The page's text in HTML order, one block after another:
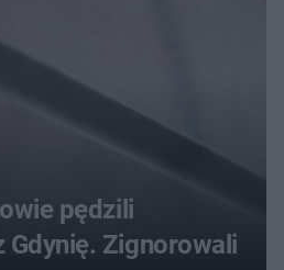
pędzili
Gdynię. Zignorowali